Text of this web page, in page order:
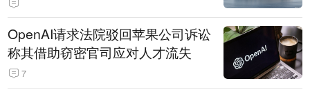
OpenAI请求法院驳回苹果公司诉讼
称其借助窃密官司应对人才流失
7